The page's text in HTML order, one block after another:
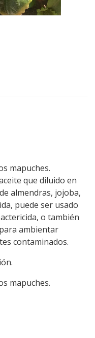
mapuches.
que diluido en
almendras, jojoba,
puede ser usado
o también
ambientar
contaminados.
mapuches.